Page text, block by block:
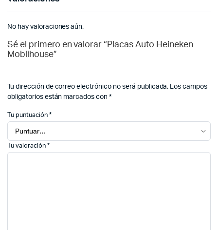
No hay valoraciones aún.
Sé el primero en valorar “Placas Auto Heineken
Moblihouse”
Tu dirección de correo electrónico no será publicada. Los campos
obligatorios están marcados con*
Tu puntuación *
Tu valoración *